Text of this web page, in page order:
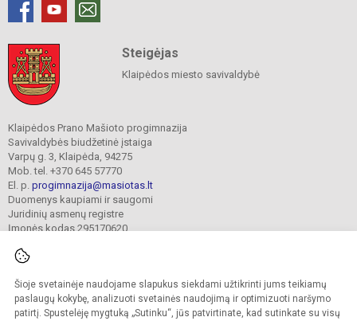
Šioje svetainėje naudojame slapukus siekdami užtikrinti jums teikiamų
paslaugų kokybę, analizuoti svetainės naudojimą ir optimizuoti naršymo
patirtį. Spustelėję mygtuką „Sutinku“, jūs patvirtinate, kad sutinkate su visų
Steigėjas
Klaipėdos miesto savivaldybė
Klaipėdos Prano Mašioto progimnazija
Savivaldybės biudžetinė įstaiga
Varpų g. 3, Klaipėda, 94275
Mob. tel. +370 645 57770
El. p. progimnazija@masiotas.lt
Duomenys kaupiami ir saugomi
Juridinių asmenų registre
Įmonės kodas 295170620
© 2022. Klaipėdos Prano Mašioto progimnazija. Visos teisės saugomos.
Kopijuoti turinį be raštiško įstaigos administracijos sutikimo griežtai draudžiama.